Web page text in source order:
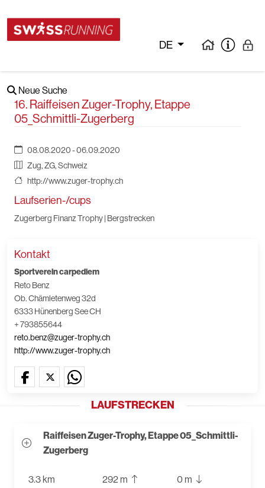
DE
Neue Suche
16. Raiffeisen Zuger-Trophy, Etappe
05_Schmittli-Zugerberg
08.08.2020 - 06.09.2020
Zug, ZG, Schweiz
http://www.zuger-trophy.ch
Laufserien-/cups
Zugerberg Finanz Trophy | Bergstrecken
Kontakt
Sportverein carpediem
Reto Benz
Ob. Chämletenweg 32d
6333 Hünenberg See CH
+ 793855644
reto.benz@zuger-trophy.ch
http://www.zuger-trophy.ch
LAUFSTRECKEN
Raiffeisen Zuger-Trophy, Etappe 05_Schmittli-
Zugerberg
3.3 km 292 m 0 m